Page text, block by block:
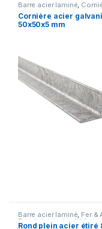
Barre acier laminé,
& Acier
Cornière acier
50x50x5 mm
Barre acier laminé, Fer &
Rond plein acier étiré
Rond plein acier étiré